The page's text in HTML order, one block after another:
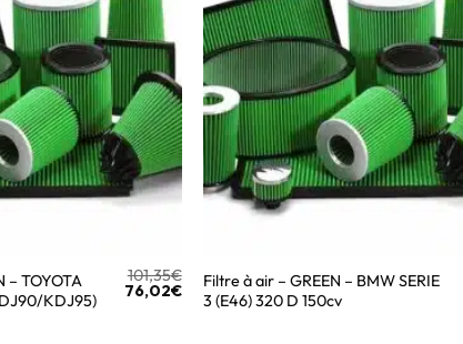
– TOYOTA
KDJ95)
101,35€
76,02€
Filtre à air – GREEN – BMW SERIE
3 (E46) 320 D 150cv